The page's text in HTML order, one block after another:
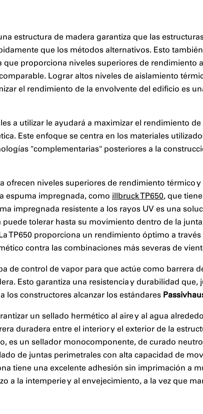
estructura de madera garantiza que las
que los métodos alternativos. Esto
que proporciona niveles superiores de rendimiento
Lograr altos niveles de aislamiento
el rendimiento de la envolvente del edificio es
a utilizar le ayudará a maximizar el rendimiento
Este enfoque se centra en los materiales
"complementarias" posteriores a la
ofrecen niveles superiores de rendimiento térmico
espuma impregnada, como illbruck TP650, que
impregnada resistente a los rayos UV es una
tolerar hasta su movimiento dentro de la
TP650 proporciona un rendimiento óptimo a
contra las combinaciones más severas de
de control de vapor para que actúe como barrera
Esto garantiza una resistencia y durabilidad
los constructores alcanzar los estándares
un sellado hermético al aire y al agua
duradera entre el interior y el exterior de la
es un sellador monocomponente, de curado
de juntas perimetrales con alta capacidad de
tiene una excelente adhesión sin imprimación a
a la intemperie y al envejecimiento, a la vez que